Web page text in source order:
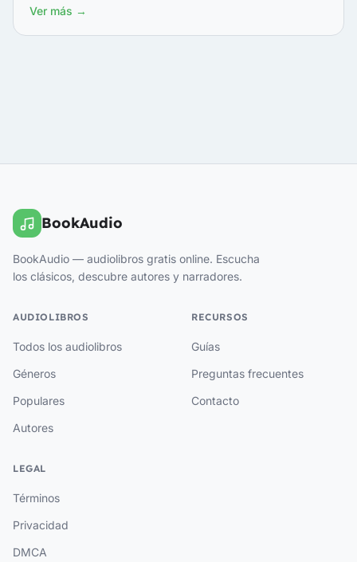
Ver más →
BookAudio
BookAudio — audiolibros gratis online. Escucha
los clásicos, descubre autores y narradores.
AUDIOLIBROS
Todos los audiolibros
Géneros
Populares
Autores
RECURSOS
Guías
Preguntas frecuentes
Contacto
LEGAL
Términos
Privacidad
DMCA